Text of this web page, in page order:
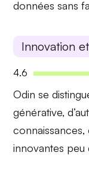
données sans
Innovation
4.6
Odin se
générative,
innovantes